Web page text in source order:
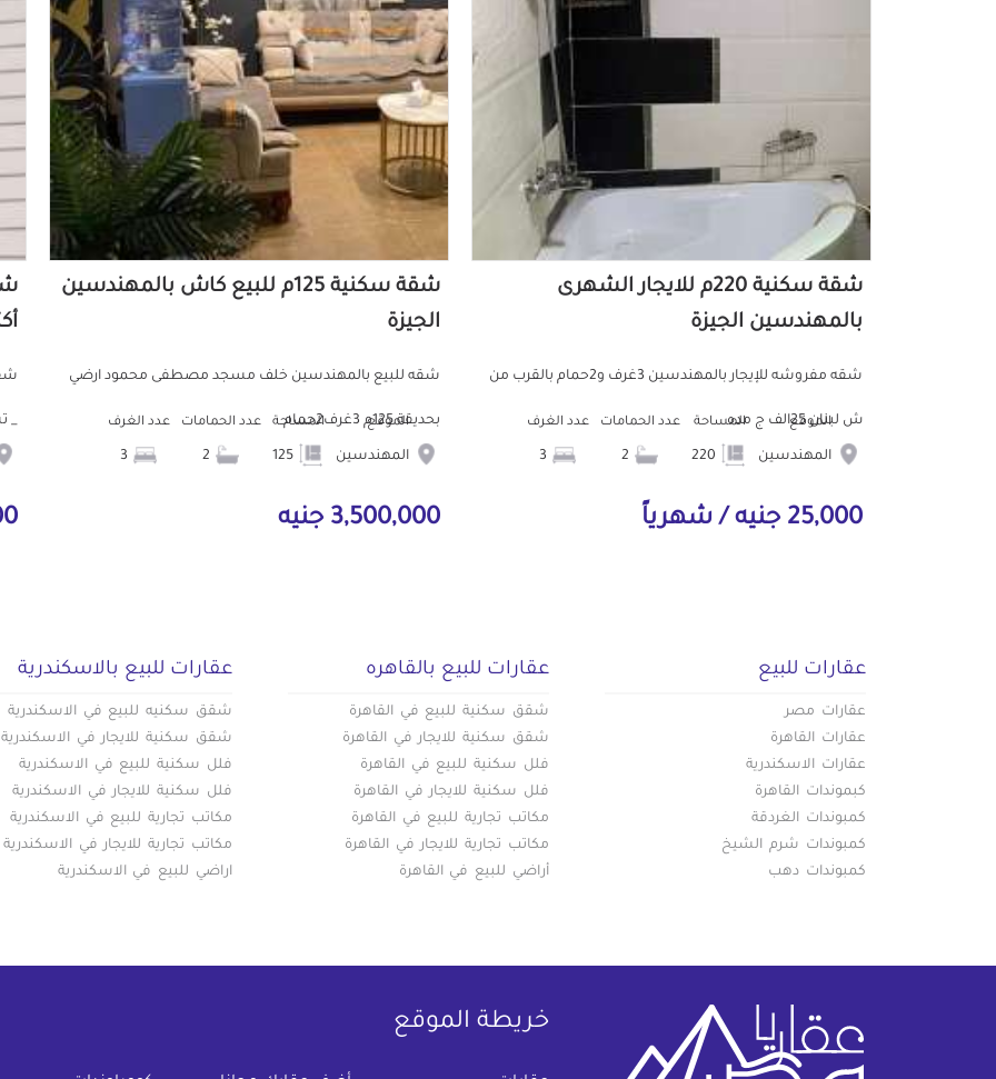
شقة سكنية 220م للايجار الشهرى
بالمهندسين الجيزة
شقه مفروشه للإيجار بالمهندسين 3غرف و2حمام بالقرب من
ش لبنان 25الف ج مده
الموقع
المهندسين
المساحة عدد الحمامات عدد الغرف
25,000 جنيه / شهرياً
شقة سكنية 125م للبيع كاش بالمهندسين
الجيزة
شقه للبيع بالمهندسين خلف مسجد مصطفى محمود ارضي
بحديقة 125م 3غرف2حمامالموقع
المهندسين
المساحة عدد الحمامات عدد الغرف
3,500,000 جنيه
_
عقارات للبيع
عقارات مصر
عقارات القاهرة
عقارات الاسكندرية
كبموندات القاهرة
كمبوندات الغردقة
كمبوندات شرم الشيخ
كمبوندات دهب
عقارات للبيع بالقاهره
شقق سكنية للبيع في القاهرة
شقق سكنية للايجار في القاهرة
فلل سكنية للبيع في القاهرة
فلل سكنية للايجار في القاهرة
مكاتب تجارية للبيع في القاهرة
مكاتب تجارية للايجار في القاهرة
أراضي للبيع في القاهرة
عقارات للبيع بالاسكندرية
شقق سكنيه للبيع في الاسكندرية
شقق سكنية للايجار في الاسكندرية
فلل سكنية للبيع في الاسكندرية
فلل سكنية للايجار في الاسكندرية
مكاتب تجارية للبيع في الاسكندرية
مكاتب تجارية للايجار في الاسكندرية
اراضي للبيع في الاسكندرية
خريطة الموقع